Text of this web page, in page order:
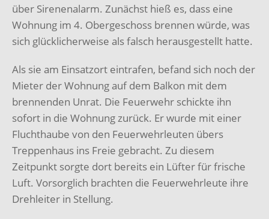
über Sirenenalarm. Zunächst hieß es, dass eine
Wohnung im 4. Obergeschoss brennen würde, was
sich glücklicherweise als falsch herausgestellt hatte.
Als sie am Einsatzort eintrafen, befand sich noch der
Mieter der Wohnung auf dem Balkon mit dem
brennenden Unrat. Die Feuerwehr schickte ihn
sofort in die Wohnung zurück. Er wurde mit einer
Fluchthaube von den Feuerwehrleuten übers
Treppenhaus ins Freie gebracht. Zu diesem
Zeitpunkt sorgte dort bereits ein Lüfter für frische
Luft. Vorsorglich brachten die Feuerwehrleute ihre
Drehleiter in Stellung.